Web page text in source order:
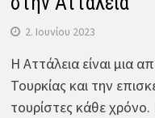
2. Ιουνίου 2023
Η Αττάλεια είναι μια
Τουρκίας και την
τουρίστες κάθε